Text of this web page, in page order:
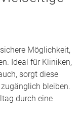
Möglichkeit,
Ideal für Kliniken,
sorgt diese
bleiben.
durch eine